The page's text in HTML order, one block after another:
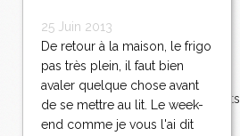
25 Juin 2013
De retour à la maison, le frigo
pas très plein, il faut bien
avaler quelque chose avant
de se mettre au lit. Le week-
end comme je vous l'ai dit
Soupe
Fêtes
Poisson
Accompagnements
Champignons